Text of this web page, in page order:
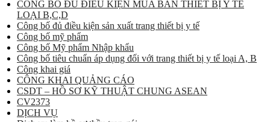
CÔNG BỐ ĐỦ ĐIỀU KIỆN MUA BÁN THIẾT BỊ Y TẾ
LOẠI B,C,D
Công bố đủ điều kiện sản xuất trang thiết bị y tế
Công bố mỹ phẩm
Công bố Mỹ phẩm Nhập khẩu
Công bố tiêu chuẩn áp dụng đối với trang thiết bị y tế loại A, B
Công khai giá
CÔNG KHAI QUẢNG CÁO
CSDT – HỒ SƠ KỸ THUẬT CHUNG ASEAN
CV2373
DỊCH VỤ